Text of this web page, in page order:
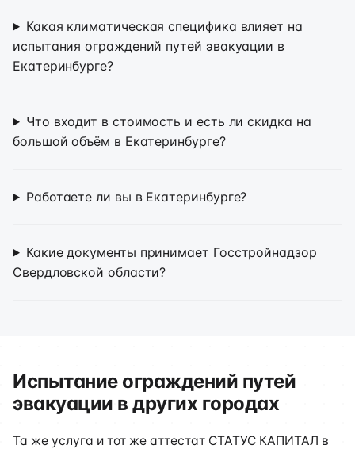
Какая климатическая специфика влияет на
испытания ограждений путей эвакуации в
Екатеринбурге?
Что входит в стоимость и есть ли скидка на
большой объём в Екатеринбурге?
Работаете ли вы в Екатеринбурге?
Какие документы принимает Госстройнадзор
Свердловской области?
Испытание ограждений путей
эвакуации в других городах
Та же услуга и тот же аттестат СТАТУС КАПИТАЛ в